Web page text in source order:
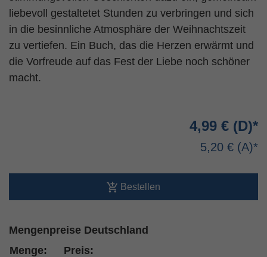
liebevoll gestaltetet Stunden zu verbringen und sich
in die besinnliche Atmosphäre der Weihnachtszeit
zu vertiefen. Ein Buch, das die Herzen erwärmt und
die Vorfreude auf das Fest der Liebe noch schöner
macht.
4,99 €
5,20 €
Bestellen
Mengenpreise Deutschland
Menge:
Preis: